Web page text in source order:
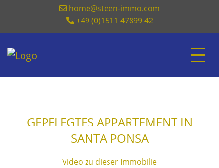
home@steen-immo.com
+49 (0)1511 47899 42
GEPFLEGTES APPARTEMENT IN
SANTA PONSA
Video zu dieser Immobilie